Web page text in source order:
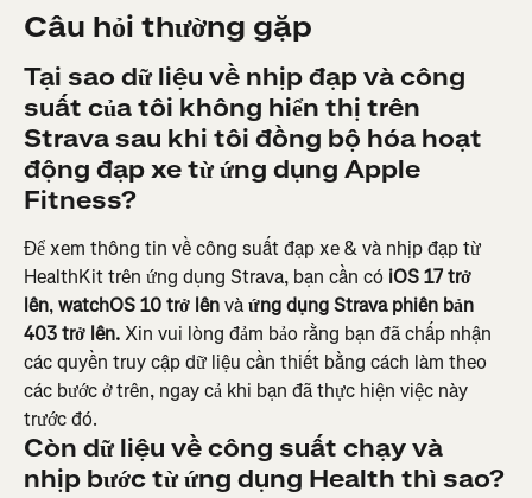
Câu hỏi thường gặp
Tại sao dữ liệu về nhịp đạp và công
suất của tôi không hiển thị trên
Strava sau khi tôi đồng bộ hóa hoạt
động đạp xe từ ứng dụng Apple
Fitness?
Để xem thông tin về công suất đạp xe & và nhịp đạp từ
HealthKit trên ứng dụng Strava, bạn cần có iOS 17 trở
lên, watchOS 10 trở lên và ứng dụng Strava phiên bản
403 trở lên. Xin vui lòng đảm bảo rằng bạn đã chấp nhận
các quyền truy cập dữ liệu cần thiết bằng cách làm theo
các bước ở trên, ngay cả khi bạn đã thực hiện việc này
trước đó.
Còn dữ liệu về công suất chạy và
nhịp bước từ ứng dụng Health thì sao?